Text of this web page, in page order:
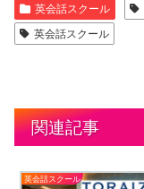
英会話スクール
英会話スクール
関連記事
英会話スクール